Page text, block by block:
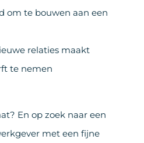
om te bouwen aan een
relaties maakt
te nemen
En op zoek naar een
met een fijne